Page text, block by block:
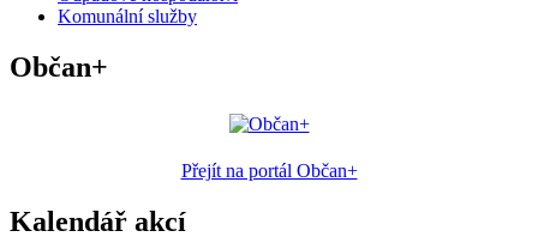
Komunální služby
Občan+
Přejít na portál Občan+
Kalendář akcí